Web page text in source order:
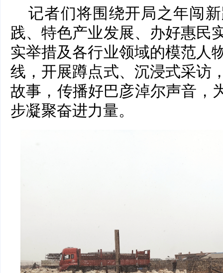
记者们将围绕开局之年闯
践、特色产业发展、办好惠民
实举措及各行业领域的模范人
线，开展蹲点式、沉浸式采访
故事，传播好巴彦淖尔声音，
步凝聚奋进力量。